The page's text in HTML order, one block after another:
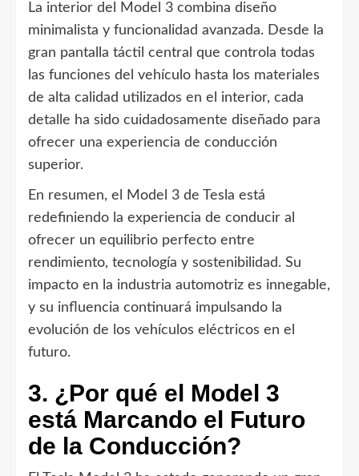
La interior del Model 3 combina diseño
minimalista y funcionalidad avanzada. Desde la
gran pantalla táctil central que controla todas
las funciones del vehículo hasta los materiales
de alta calidad utilizados en el interior, cada
detalle ha sido cuidadosamente diseñado para
ofrecer una experiencia de conducción
superior.
En resumen, el Model 3 de Tesla está
redefiniendo la experiencia de conducir al
ofrecer un equilibrio perfecto entre
rendimiento, tecnología y sostenibilidad. Su
impacto en la industria automotriz es innegable,
y su influencia continuará impulsando la
evolución de los vehículos eléctricos en el
futuro.
3. ¿Por qué el Model 3
está Marcando el Futuro
de la Conducción?